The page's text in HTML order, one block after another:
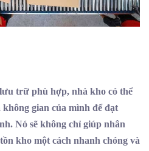
trữ phù hợp, nhà kho có thể
gian của mình để đạt
Nó sẽ không chỉ giúp nhân
kho một cách nhanh chóng và